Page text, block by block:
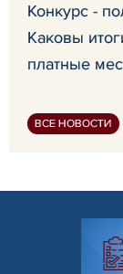
Конкурс -
Каковы
платные
ВСЕ НОВОСТИ